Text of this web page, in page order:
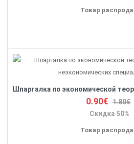
Товар
0.90€ 1.80€
Скидка 50%
Товар